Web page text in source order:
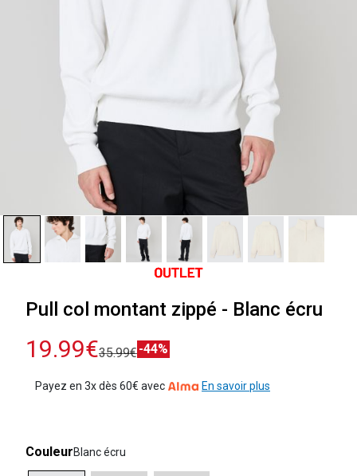
Pull col montant zippé - Blanc écru
19.99€35.99€-44%
Payez en 3x dès 60€ avec En savoir plus
CouleurBlanc écru